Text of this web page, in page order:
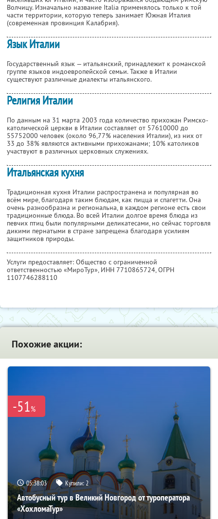
Волчицу. Изначально название Italia применялось только к той
части территории, которую теперь занимает Южная Италия
(современная провинция Калабрия).
Язык Италии
Государственный язык — итальянский, принадлежит к романской
группе языков индоевропейской семьи. Также в Италии
существуют различные диалекты итальянского.
Религия Италии
По данным на 31 марта 2003 года количество прихожан Римско-
католической церкви в Италии составляет от 57610000 до
55752000 человек (около 96,77% населения Италии), из них от
33 до 38% являются активными прихожанами; 10% католиков
участвуют в различных церковных служениях.
Итальянская кухня
Традиционная кухня Италии распространена и популярная во
всём мире, благодаря таким блюдам, как пицца и спагетти. Она
очень разнообразна и региональна, в каждом регионе есть свои
традиционные блюда. Во всей Италии долгое время блюда из
певчих птиц были популярными деликатесами, но сейчас торговля
дикими пернатыми в стране запрещена благодаря усилиям
защитников природы.
Услуги предоставляет: Общество с ограниченной
ответственностью «МироТур», ИНН 7710865724, ОГРН
1107746288110
Похожие акции:
-51%
05:38:01 Купили:2
Автобусный тур в Великий Новгород от туроператора
«ХохломаТур»